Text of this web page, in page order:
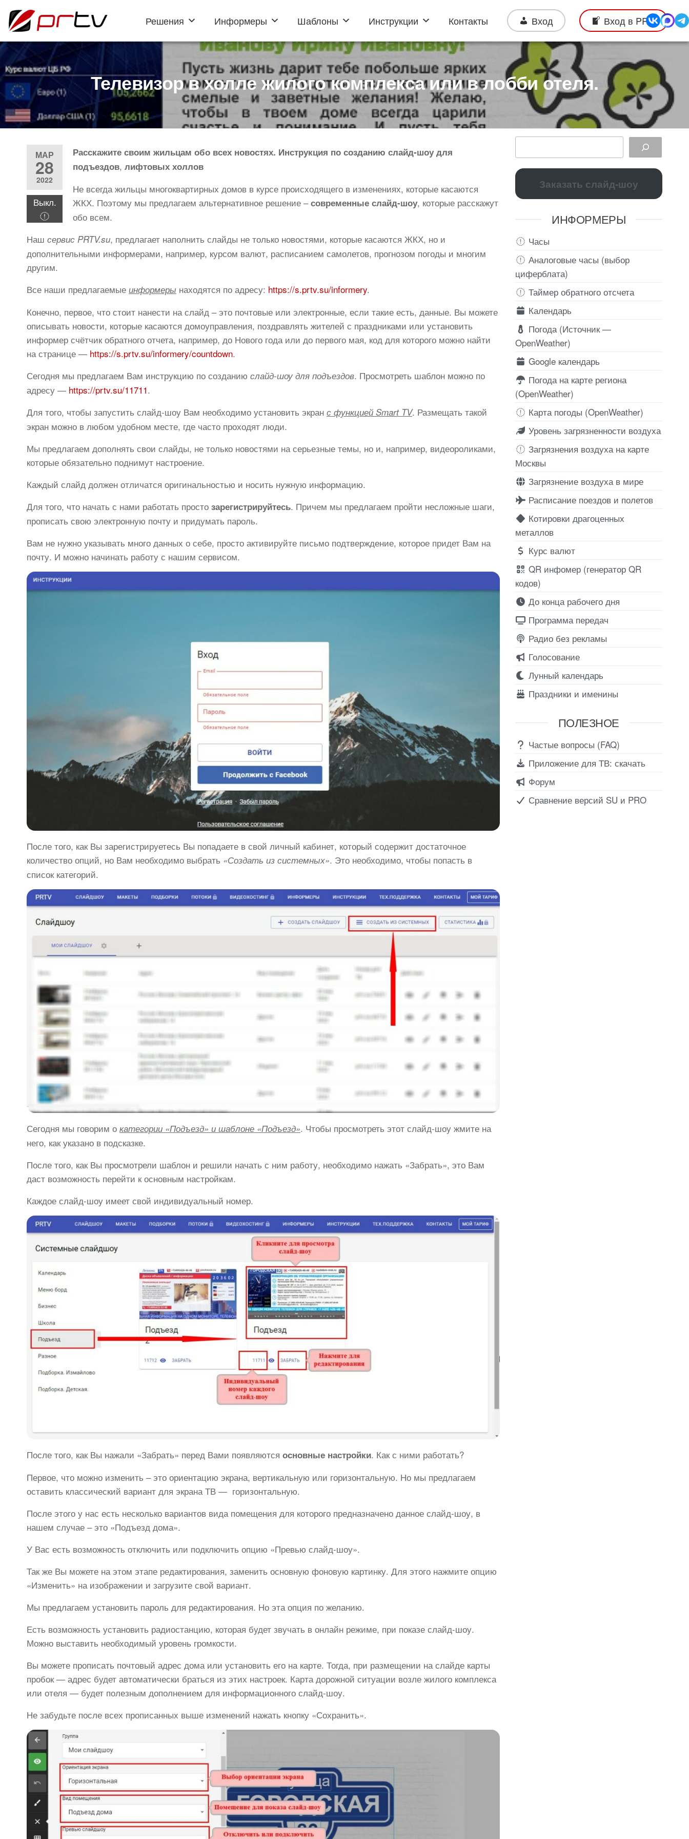
PRTV
конструктор
телевизоров
Решения Информеры Шаблоны Инструкции Контакты Вход Вход в PRO
Телевизор в холле жилого комплекса или в лобби отеля.
МАР
28
2022
Выкл.
Расскажите своим жильцам обо всех новостях. Инструкция по созданию слайд-шоу для
подъездов, лифтовых холлов
Не всегда жильцы многоквартирных домов в курсе происходящего в изменениях, которые касаются
ЖКХ. Поэтому мы предлагаем альтернативное решение –современные слайд-шоу, которые расскажут
обо всем.
Наш сервис PRTV.su, предлагает наполнить слайды не только новостями, которые касаются ЖКХ, но и
дополнительными информерами, например, курсом валют, расписанием самолетов, прогнозом погоды и многим
другим.
Все наши предлагаемые информеры находятся по адресу: https://s.prtv.su/informery.
Конечно, первое, что стоит нанести на слайд – это почтовые или электронные, если такие есть, данные. Вы можете
описывать новости, которые касаются домоуправления, поздравлять жителей с праздниками или установить
информер счётчик обратного отчета, например, до Нового года или до первого мая, код для которого можно найти
на странице — https://s.prtv.su/informery/countdown.
Сегодня мы предлагаем Вам инструкцию по созданию слайд-шоу для подъездов. Просмотреть шаблон можно по
адресу — https://prtv.su/11711.
Для того, чтобы запустить слайд-шоу Вам необходимо установить экран с функцией Smart TV. Размещать такой
экран можно в любом удобном месте, где часто проходят люди.
Мы предлагаем дополнять свои слайды, не только новостями на серьезные темы, но и, например, видеороликами,
которые обязательно поднимут настроение.
Каждый слайд должен отличатся оригинальностью и носить нужную информацию.
Для того, что начать с нами работать просто зарегистрируйтесь. Причем мы предлагаем пройти несложные шаги,
прописать свою электронную почту и придумать пароль.
Вам не нужно указывать много данных о себе, просто активируйте письмо подтверждение, которое придет Вам на
почту. И можно начинать работу с нашим сервисом.
После того, как Вы зарегистрируетесь Вы попадаете в свой личный кабинет, который содержит достаточное
количество опций, но Вам необходимо выбрать «Создать из системных». Это необходимо, чтобы попасть в
список категорий.
Сегодня мы говорим о категории «Подъезд» и шаблоне «Подъезд». Чтобы просмотреть этот слайд-шоу жмите на
него, как указано в подсказке.
После того, как Вы просмотрели шаблон и решили начать с ним работу, необходимо нажать «Забрать», это Вам
даст возможность перейти к основным настройкам.
Каждое слайд-шоу имеет свой индивидуальный номер.
После того, как Вы нажали «Забрать» перед Вами появляются основные настройки. Как с ними работать?
Первое, что можно изменить – это ориентацию экрана, вертикальную или горизонтальную. Но мы предлагаем
оставить классический вариант для экрана ТВ — горизонтальную.
После этого у нас есть несколько вариантов вида помещения для которого предназначено данное слайд-шоу, в
нашем случае – это «Подъезд дома».
У Вас есть возможность отключить или подключить опцию «Превью слайд-шоу».
Так же Вы можете на этом этапе редактирования, заменить основную фоновую картинку. Для этого нажмите опцию
«Изменить» на изображении и загрузите свой вариант.
Мы предлагаем установить пароль для редактирования. Но эта опция по желанию.
Есть возможность установить радиостанцию, которая будет звучать в онлайн режиме, при показе слайд-шоу.
Можно выставить необходимый уровень громкости.
Вы можете прописать почтовый адрес дома или установить его на карте. Тогда, при размещении на слайде карты
пробок — адрес будет автоматически браться из этих настроек. Карта дорожной ситуации возле жилого комплекса
или отеля — будет полезным дополнением для информационного слайд-шоу.
Не забудьте после всех прописанных выше изменений нажать кнопку «Сохранить».
Заказать слайд-шоу
ИНФОРМЕРЫ
Часы
Аналоговые часы (выбор
циферблата)
Таймер обратного отсчета
Календарь
Погода (Источник —
OpenWeather)
Google календарь
Погода на карте региона
(OpenWeather)
Карта погоды (OpenWeather)
Уровень загрязненности воздуха
Загрязнения воздуха на карте
Москвы
Загрязнение воздуха в мире
Расписание поездов и полетов
Котировки драгоценных
металлов
Курс валют
QR инфомер (генератор QR
кодов)
До конца рабочего дня
Программа передач
Радио без рекламы
Голосование
Лунный календарь
Праздники и именины
ПОЛЕЗНОЕ
Частые вопросы (FAQ)
Приложение для ТВ: скачать
Форум
Сравнение версий SU и PRO